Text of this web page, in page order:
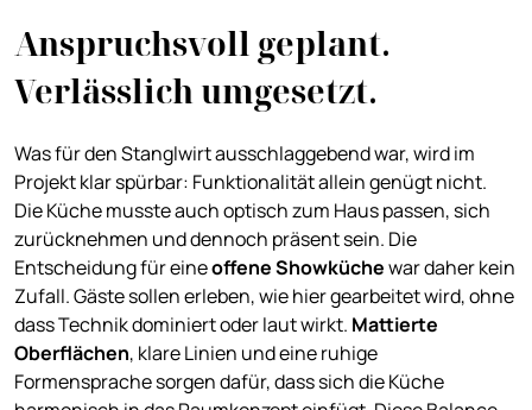
Anspruchsvoll geplant.
Verlässlich umgesetzt.
Was für den Stanglwirt ausschlaggebend war, wird im
Projekt klar spürbar: Funktionalität allein genügt nicht.
Die Küche musste auch optisch zum Haus passen, sich
zurücknehmen und dennoch präsent sein. Die
Entscheidung für eineoffeneShowküchewar daher kein
Zufall. Gäste sollen erleben, wie hier gearbeitet wird, ohne
dass Technik dominiert oder laut wirkt. Mattierte
Oberflächen, klare Linien und eine ruhige
Formensprache sorgen dafür, dass sich die Küche